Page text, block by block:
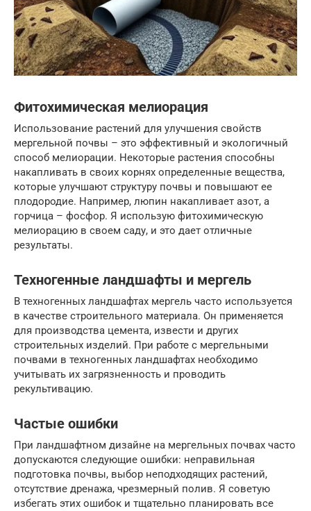
Фитохимическая мелиорация
Использование растений для улучшения свойств
мергельной почвы – это эффективный и экологичный
способ мелиорации. Некоторые растения способны
накапливать в своих корнях определенные вещества,
которые улучшают структуру почвы и повышают ее
плодородие. Например, люпин накапливает азот, а
горчица – фосфор. Я использую фитохимическую
мелиорацию в своем саду, и это дает отличные
результаты.
Техногенные ландшафты и мергель
В техногенных ландшафтах мергель часто используется
в качестве строительного материала. Он применяется
для производства цемента, извести и других
строительных изделий. При работе с мергельными
почвами в техногенных ландшафтах необходимо
учитывать их загрязненность и проводить
рекультивацию.
Частые ошибки
При ландшафтном дизайне на мергельных почвах часто
допускаются следующие ошибки: неправильная
подготовка почвы, выбор неподходящих растений,
отсутствие дренажа, чрезмерный полив. Я советую
избегать этих ошибок и тщательно планировать все